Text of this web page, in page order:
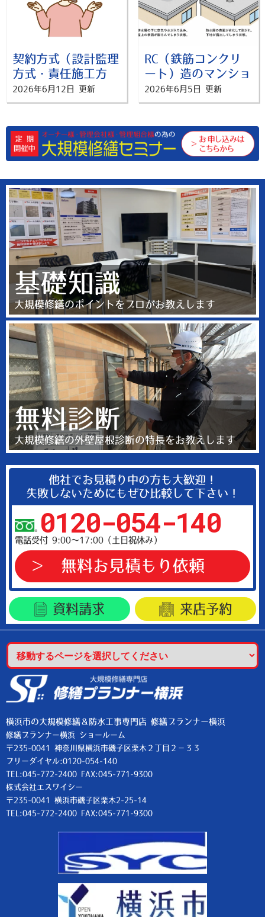
契約方式（設計監理
方式・責任施工方
式）の違いと正しい
選び方！
2026年6月12日 更新
RC（鉄筋コンクリ
ート）造のマンショ
ンにお住まいの方
へ： 屋上の「膨
2026年6月5日 更新
基礎知識
大規模修繕のポイントをプロがお教えします
無料診断
大規模修繕の外壁屋根診断の特長をお教えします
他社でお見積り中の方も大歓迎！
失敗しないためにもぜひ比較して下さい！
0120-054-140
電話受付 9:00～17:00（土日祝休み）
無料お見積もり依頼
資料請求 来店予約
横浜市の大規模修繕＆防水工事専門店 修繕プランナー横浜
修繕プランナー横浜 ショールーム
〒235-0041 神奈川県横浜市磯子区栗木２丁目２−３３
フリーダイヤル:0120-054-140
TEL:045-772-2400 FAX:045-771-9300
株式会社エスワイシー
〒235-0041 横浜市磯子区栗木2-25-14
TEL:045-772-2400 FAX:045-771-9300